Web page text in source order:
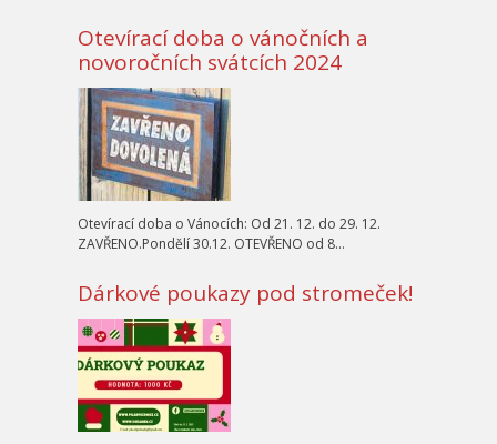
Otevírací doba o vánočních a
novoročních svátcích 2024
Otevírací doba o Vánocích: Od 21. 12. do 29. 12.
ZAVŘENO.Pondělí 30.12. OTEVŘENO od 8…
Dárkové poukazy pod stromeček!